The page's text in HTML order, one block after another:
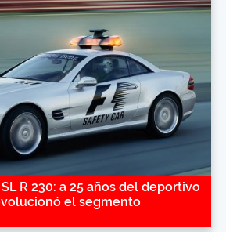
R 230: a 25 años del deportivo
el segmento